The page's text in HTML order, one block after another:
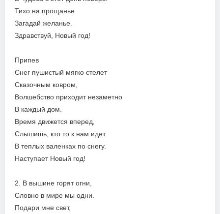
Тихо на прощанье
Загадай желанье.
Здравствуй, Новый год!
Припев
Снег пушистый мягко стелет
Сказочным ковром,
Волшебство приходит незаметно
В каждый дом.
Время движется вперед,
Слышишь, кто то к нам идет
В теплых валенках по снегу.
Наступает Новый год!
2. В вышине горят огни,
Словно в мире мы одни.
Подари мне свет,